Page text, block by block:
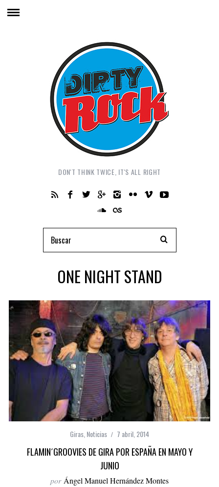
DON'T THINK TWICE, IT'S ALL RIGHT
ONE NIGHT STAND
Giras,Noticias 7 abril, 2014
FLAMIN´GROOVIES DE GIRA POR ESPAÑA EN MAYO Y
JUNIO
por Ángel Manuel Hernández Montes